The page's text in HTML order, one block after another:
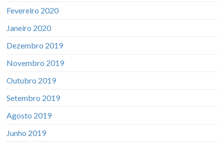
Fevereiro 2020
Janeiro 2020
Dezembro 2019
Novembro 2019
Outubro 2019
Setembro 2019
Agosto 2019
Junho 2019